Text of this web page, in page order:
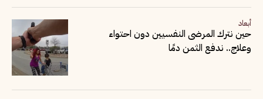
أبعاد
حين نترك المرضى النفسيين دون احتواء
وعلاج.. ندفع الثمن دمًا